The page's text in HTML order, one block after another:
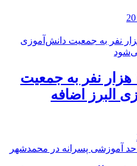
️سالانه ۱۲ هزار نفر به جمعیت
البرز اضافه